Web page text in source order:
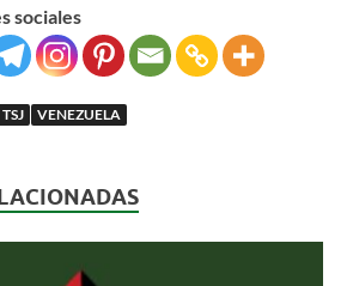
sociales
TSJ VENEZUELA